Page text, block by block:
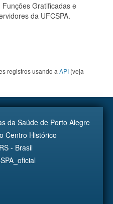
Gratificadas e
da UFCSPA.
registros usando a API (veja
da Saúde de Porto Alegre
Centro Histórico
- Brasil